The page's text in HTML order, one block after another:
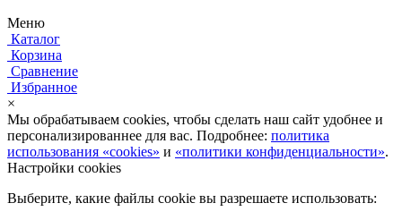
Меню
Каталог
Корзина
Сравнение
Избранное
×
Мы обрабатываем cookies, чтобы сделать наш сайт удобнее и
персонализированнее для вас. Подробнее: политика
использования «cookies» и «политики конфиденциальности».
Настройки cookies
Выберите, какие файлы cookie вы разрешаете использовать: